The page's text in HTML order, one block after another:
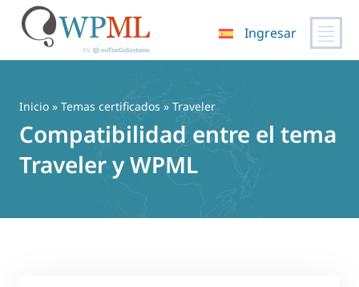
contenido
Ingresar
Inicio » Temas certificados » Traveler
Compatibilidad entre el tema
Traveler y WPML